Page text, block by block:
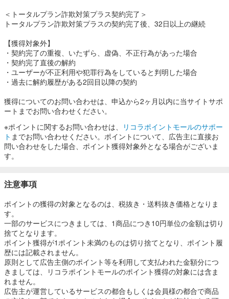
＜トータルプラン詐欺対策プラス契約完了＞
トータルプラン詐欺対策プラスの契約完了後、32日以上の継続
【獲得対象外】
・契約完了の重複、いたずら、虚偽、不正行為があった場合
・契約完了直後の解約
・ユーザーが不正利用や犯罪行為をしていると判明した場合
・過去に解約履歴がある2回目以降の契約
獲得についてのお問い合わせは、申込から2ヶ月以内に当サイトサポ
ートまでお問い合わせください。
※ポイントに関するお問い合わせは、
リコラポイントモールのサポー
ト までお問い合わせください。ポイントについて、広告主に直接お
問い合わせをした場合、ポイント獲得対象外となる場合がございま
す。
注意事項
ポイントの獲得の対象となるのは、税抜き・送料抜き価格となりま
す。
一部のサービスにつきましては、1商品につき10円単位の金額は切り
捨てとなります。
ポイント獲得が1ポイント未満のものは切り捨てとなり、ポイント履
歴には記載されません。
原則として広告主側のポイント等を利用して支払われた金額分につ
きましては、リコラポイントモールのポイント獲得の対象には含ま
れません。
広告主が運営しているサービスの都合もしくは会員様の都合で商品